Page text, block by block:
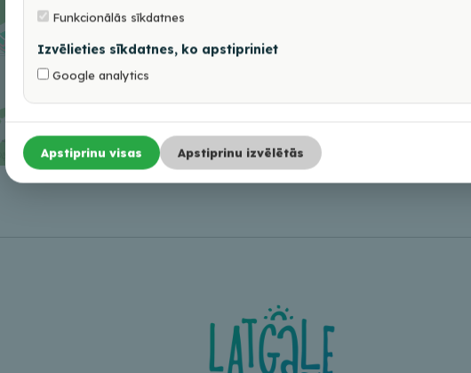
Funkcionālās sīkdatnes
Izvēlieties sīkdatnes, ko apstipriniet
Google analytics
Apstiprinu visas Apstiprinu izvēlētās